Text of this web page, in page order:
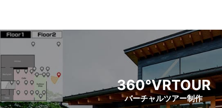
360°VRTOUR
バーチャルツアー制作